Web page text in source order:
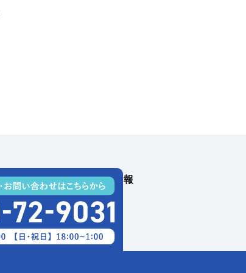
ご利用料金
採用情報
OUCのカエロカーブログ
プライバシーポリシー